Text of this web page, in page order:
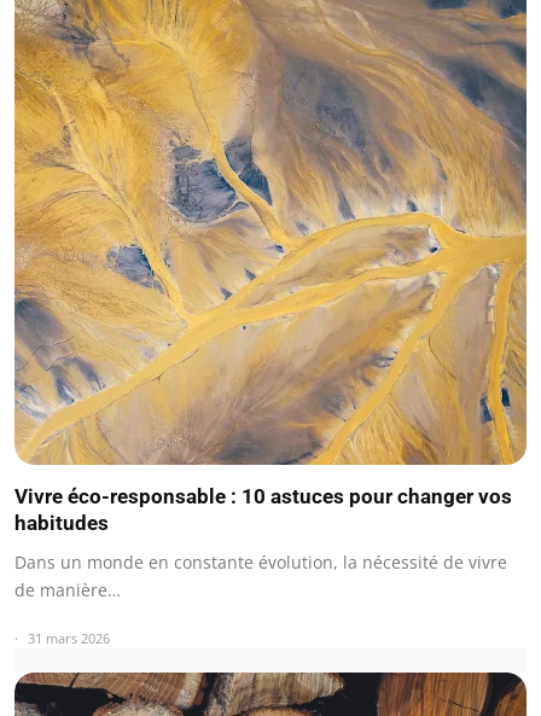
Vivre éco-responsable : 10 astuces pour changer vos
habitudes
Dans un monde en constante évolution, la nécessité de vivre
de manière…
31 mars 2026